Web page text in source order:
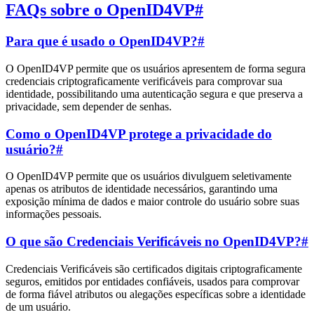
FAQs sobre o OpenID4VP#
Para que é usado o OpenID4VP?#
O OpenID4VP permite que os usuários apresentem de forma segura
credenciais criptograficamente verificáveis para comprovar sua
identidade, possibilitando uma autenticação segura e que preserva a
privacidade, sem depender de senhas.
Como o OpenID4VP protege a privacidade do
usuário?#
O OpenID4VP permite que os usuários divulguem seletivamente
apenas os atributos de identidade necessários, garantindo uma
exposição mínima de dados e maior controle do usuário sobre suas
informações pessoais.
O que são Credenciais Verificáveis no OpenID4VP?#
Credenciais Verificáveis são certificados digitais criptograficamente
seguros, emitidos por entidades confiáveis, usados para comprovar
de forma fiável atributos ou alegações específicas sobre a identidade
de um usuário.